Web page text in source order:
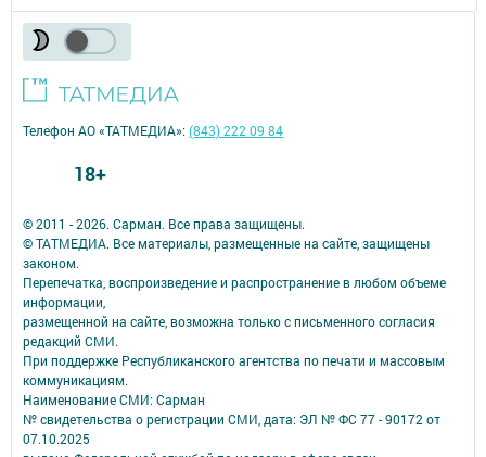
© 2011 - 2026. Сарман. Все права защищены.
© ТАТМЕДИА. Все материалы, размещенные на сайте, защищены
законом.
Перепечатка, воспроизведение и распространение в любом объеме
информации,
размещенной на сайте, возможна только с письменного согласия
редакций СМИ.
При поддержке Республиканского агентства по печати и массовым
коммуникациям.
Наименование СМИ: Сарман
№ свидетельства о регистрации СМИ, дата: ЭЛ № ФС 77 - 90172 от
07.10.2025
Телефон АО «ТАТМЕДИА»:(843) 222 09 84
18+